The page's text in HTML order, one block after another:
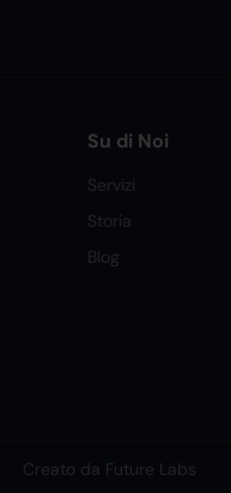
Su di Noi
Servizi
Storia
Blog
Creato da Future Labs